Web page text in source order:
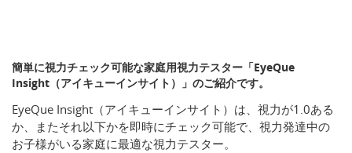
簡単に視力チェック可能な家庭用視力テスター「EyeQue
Insight（アイキューインサイト）」のご紹介です。
EyeQue Insight（アイキューインサイト）は、視力が1.0ある
か、またそれ以下かを即時にチェック可能で、視力発達中の
お子様がいる家庭に最適な視力テスター。